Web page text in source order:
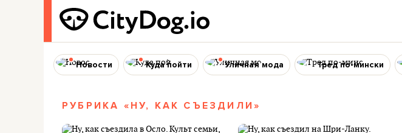
Новости Куда пойти Уличная мода Тред по-мински
РУБРИКА «НУ, КАК СЪЕЗДИЛИ»